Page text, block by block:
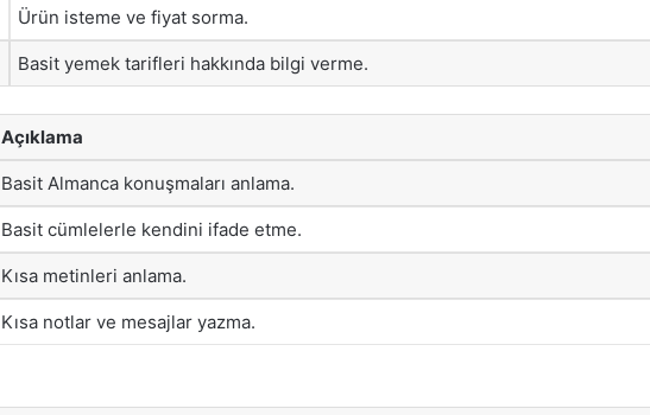
Ürün isteme ve fiyat sorma.
Basit yemek tarifleri hakkında bilgi verme.
Açıklama
Basit Almanca konuşmaları anlama.
Basit cümlelerle kendini ifade etme.
Kısa metinleri anlama.
Kısa notlar ve mesajlar yazma.